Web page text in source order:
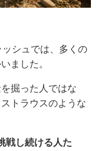
シュでは、多くの
ました。
掘った人ではな
トラウスのような
戦し続ける人た